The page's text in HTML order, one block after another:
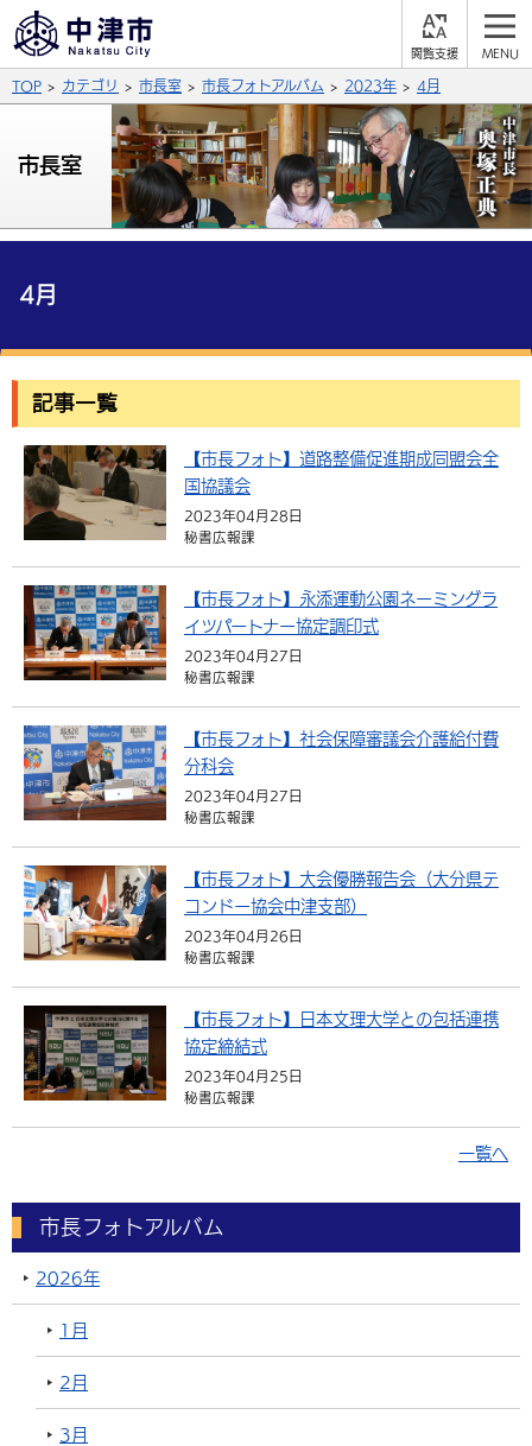
支
ふりがなをつける
背景色
青
文字の大きさ
拡大 標準 縮小
言語を選択
英語（English）
サイト内検索
くらしの情報
届出・登録・証明
福祉・介護 健康・予防
税金 住宅・インフラ
選挙 外国人の方向け情報
事業者の方へ
入札・契約 産業・雇用
農林水産業 税金
子育て・教育
施設情報 子どもを預ける
手当・助成 健康・医療
相談・支援・情報 計画・施策
観光・移住
観光なび スポットを探す
遊ぶ・体験する グルメ・食べる
買う・おみやげ 四季のイベント・祭り
市政情報
中津市について 市役所の紹介
地方創生・地域活性化 広報・広聴
TOP カテゴリ 市長室 市長フォトアルバム 2023年 4月
市長室
4月
記事一覧
【市長フォト】道路整備促進期成同盟会全
国協議会
2023年04月28日
秘書広報課
【市長フォト】永添運動公園ネーミングラ
イツパートナー協定調印式
2023年04月27日
秘書広報課
【市長フォト】社会保障審議会介護給付費
分科会
2023年04月27日
秘書広報課
【市長フォト】大会優勝報告会（大分県テ
コンドー協会中津支部）
2023年04月26日
秘書広報課
【市長フォト】日本文理大学との包括連携
協定締結式
2023年04月25日
秘書広報課
一覧へ
市長フォトアルバム
2026年
1月
2月
3月